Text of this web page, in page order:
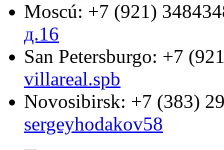
Moscú: +7 (921)
д.16
San Petersburgo: +7
villareal.spb
Novosibirsk: +7 (383)
sergeyhodakov58